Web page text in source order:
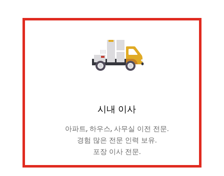
시내 이사
아파트, 하우스, 사무실 이전 전문.
경험 많은 전문 인력 보유.
포장 이사 전문.